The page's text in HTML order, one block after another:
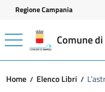
Vai ai contenuti
Vai al footer
Regione Campania
Comune
Home Elenco Libri